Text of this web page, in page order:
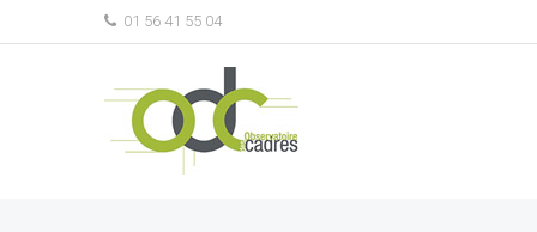
01 56 41 55 04